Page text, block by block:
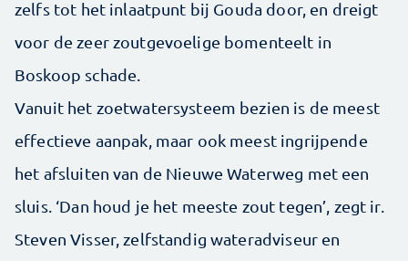
zelfs tot het inlaatpunt bij Gouda door, en dreigt
voor de zeer zoutgevoelige bomenteelt in
Boskoop schade.
Vanuit het zoetwatersysteem bezien is de meest
effectieve aanpak, maar ook meest ingrijpende
het afsluiten van de Nieuwe Waterweg met een
sluis. ‘Dan houd je het meeste zout tegen’, zegt ir.
Steven Visser, zelfstandig wateradviseur en